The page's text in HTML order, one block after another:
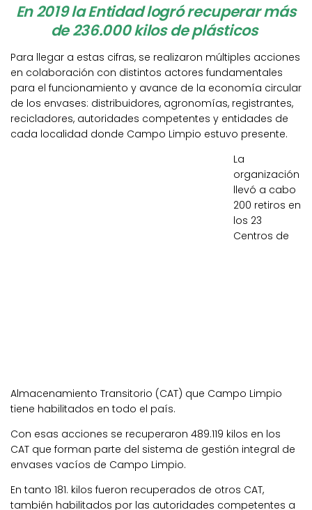
En 2019 la Entidad logró recuperar más
de 236.000 kilos de plásticos
Para llegar a estas cifras, se realizaron múltiples acciones
en colaboración con distintos actores fundamentales
para el funcionamiento y avance de la economía circular
de los envases: distribuidores, agronomías, registrantes,
recicladores, autoridades competentes y entidades de
cada localidad donde Campo Limpio estuvo presente.
La
organización
llevó a cabo
200 retiros en
los 23
Centros de
Almacenamiento Transitorio (CAT) que Campo Limpio
tiene habilitados en todo el país.
Con esas acciones se recuperaron 489.119 kilos en los
CAT que forman parte del sistema de gestión integral de
envases vacíos de Campo Limpio.
En tanto 181. kilos fueron recuperados de otros CAT,
también habilitados por las autoridades competentes a